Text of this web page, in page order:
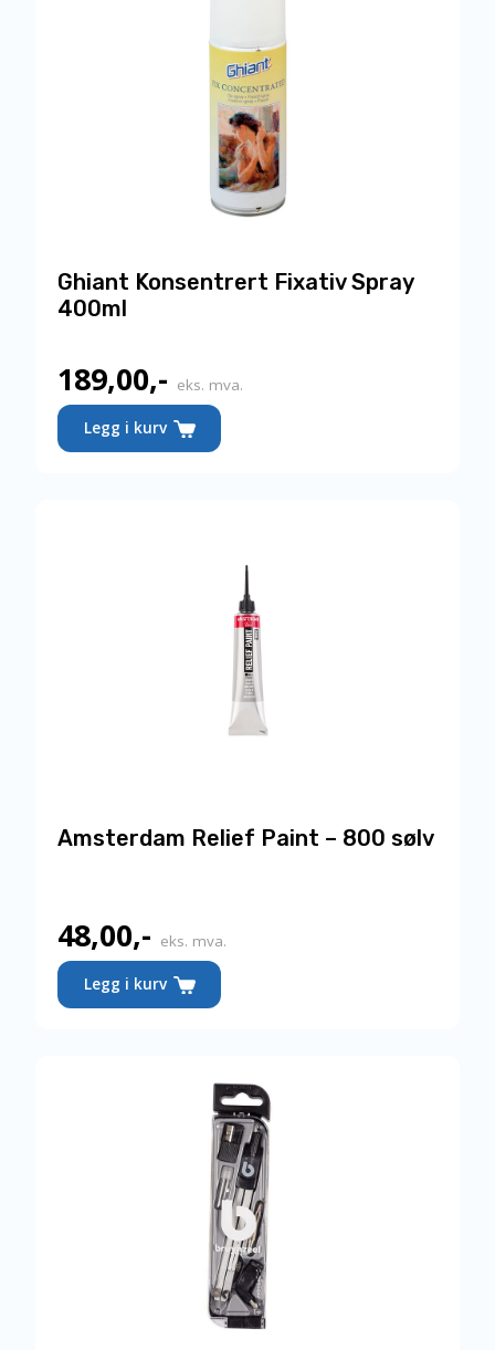
Ghiant Konsentrert Fixativ Spray
400ml
189,00,- eks. mva.
Legg i kurv
Amsterdam Relief Paint – 800 sølv
48,00,- eks. mva.
Legg i kurv